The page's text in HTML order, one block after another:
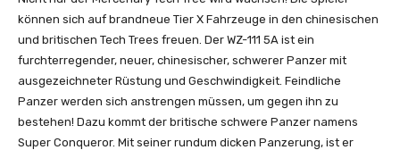
können sich auf brandneue Tier X Fahrzeuge in den chinesischen
und britischen Tech Trees freuen. Der WZ-111 5A ist ein
furchterregender, neuer, chinesischer, schwerer Panzer mit
ausgezeichneter Rüstung und Geschwindigkeit. Feindliche
Panzer werden sich anstrengen müssen, um gegen ihn zu
bestehen! Dazu kommt der britische schwere Panzer namens
Super Conqueror. Mit seiner rundum dicken Panzerung, ist er